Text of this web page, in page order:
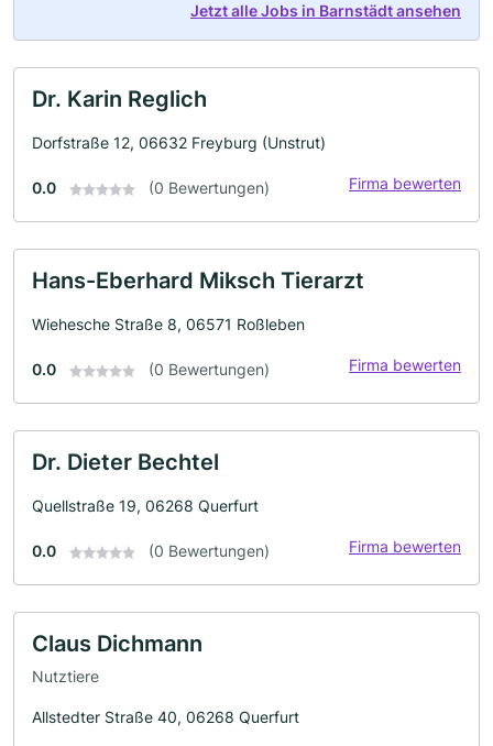
Jetzt alle Jobs in Barnstädt ansehen
Dr. Karin Reglich
Dorfstraße 12, 06632 Freyburg (Unstrut)
0.0 (0 Bewertungen) Firma bewerten
Hans-Eberhard Miksch Tierarzt
Wiehesche Straße 8, 06571 Roßleben
0.0 (0 Bewertungen) Firma bewerten
Dr. Dieter Bechtel
Quellstraße 19, 06268 Querfurt
0.0 (0 Bewertungen) Firma bewerten
Claus Dichmann
Nutztiere
Allstedter Straße 40, 06268 Querfurt